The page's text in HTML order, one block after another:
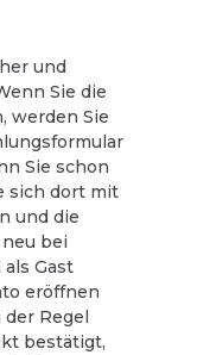
und
Sie die
werden Sie
Sie schon
sich dort mit
und die
bei
Gast
eröffnen
Regel
bestätigt,